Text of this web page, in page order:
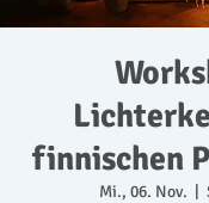
finnischen
Mi., 06. Nov.